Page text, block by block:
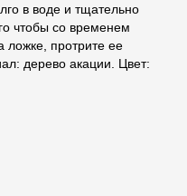
в воде и тщательно
чтобы со временем
ложке, протрите ее
дерево акации. Цвет: